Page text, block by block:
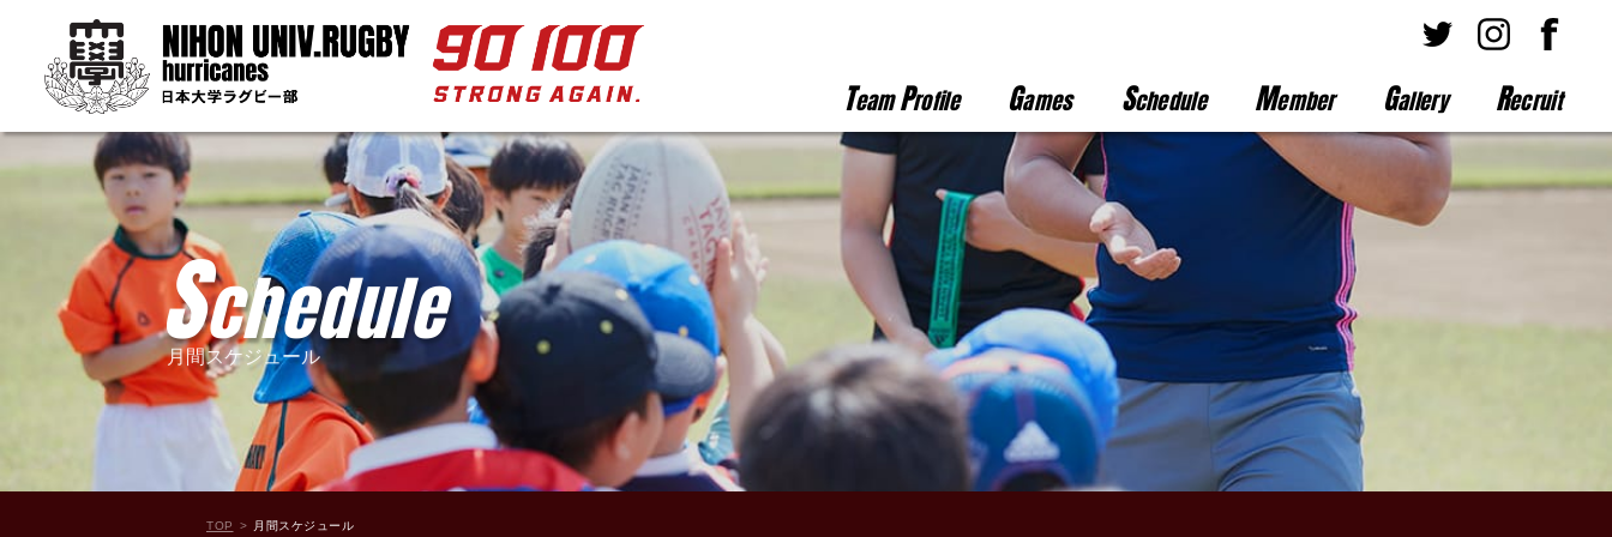
TeamProfile Games Schedule Member Gallery Recruit
Schedule
月間スケジュール
TOP 月間スケジュール